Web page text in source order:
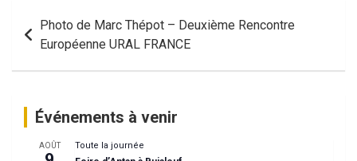
Navigation
de
l’article
Photo de Marc Thépot – Deuxième Rencontre
Européenne URAL FRANCE
Événements à venir
AOÛT Toute la journée